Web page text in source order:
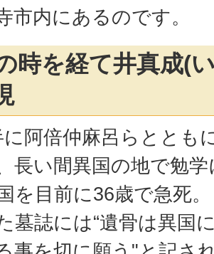
市内にあるのです。
時を経て井真成(
に阿倍仲麻呂らととも
長い間異国の地で勉
を目前に36歳で急死。
墓誌には“遺骨は異国